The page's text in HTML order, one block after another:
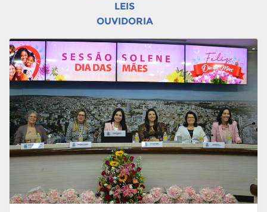
LEIS
OUVIDORIA